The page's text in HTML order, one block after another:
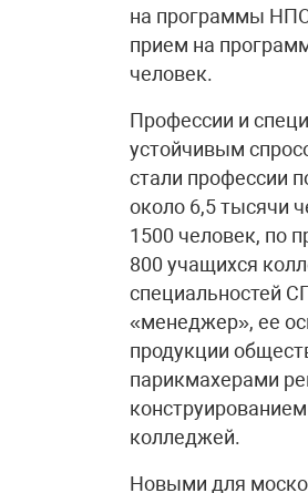
на программы
прием на
человек.
Профессии и
устойчивым
стали профессии
около 6,5 тысячи
1500 человек, по
800 учащихся
специальностей
«менеджер», ее
продукции
парикмахерами
колледжей.
Новыми для